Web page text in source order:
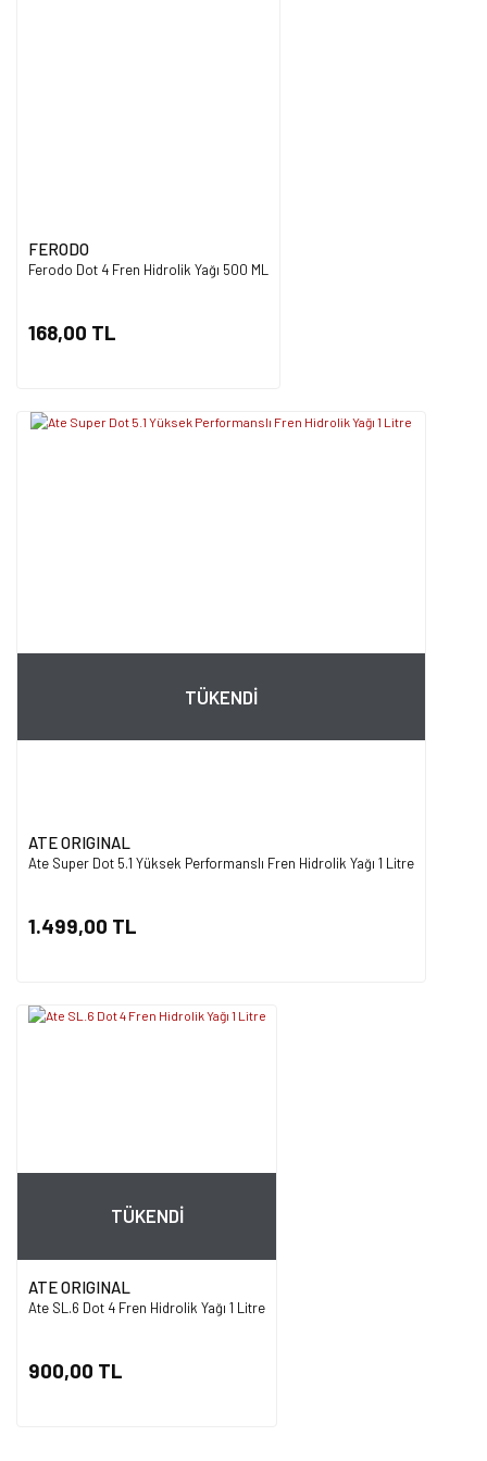
FERODO
Ferodo Dot 4 Fren Hidrolik Yağı 500 ML
168,00 TL
TÜKENDİ
ATE ORIGINAL
Ate Super Dot 5.1 Yüksek Performanslı Fren Hidrolik Yağı 1 Litre
1.499,00 TL
TÜKENDİ
ATE ORIGINAL
Ate SL.6 Dot 4 Fren Hidrolik Yağı 1 Litre
900,00 TL